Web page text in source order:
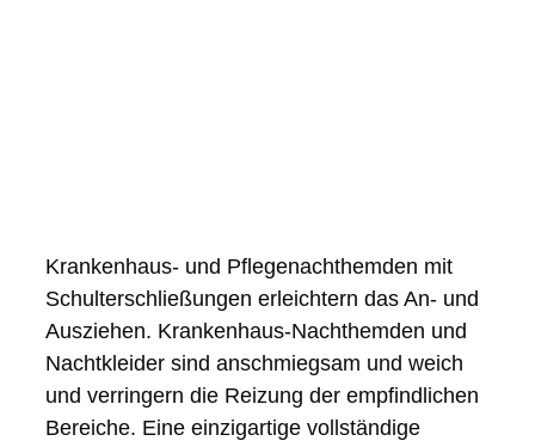
Krankenhaus- und Pflegenachthemden mit
Schulterschließungen erleichtern das An- und
Ausziehen. Krankenhaus-Nachthemden und
Nachtkleider sind anschmiegsam und weich
und verringern die Reizung der empfindlichen
Bereiche. Eine einzigartige vollständige